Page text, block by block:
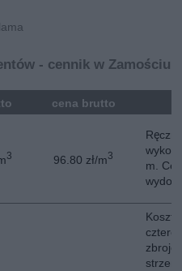
- cennik w Zamościu
cena brutto
3 96.80 zł/m3
m.
Koszt